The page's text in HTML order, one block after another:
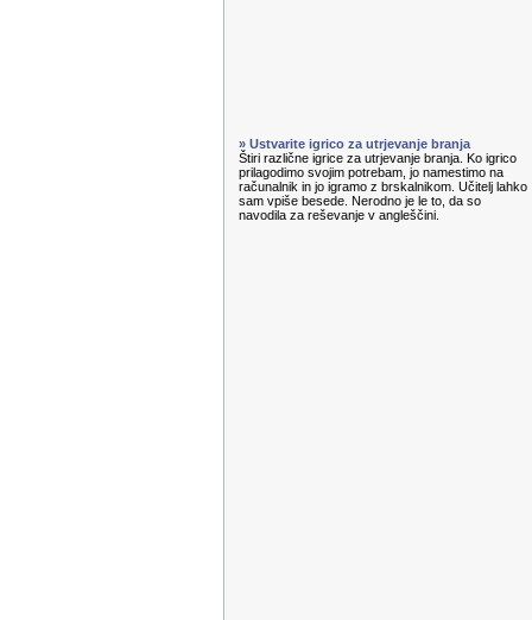
» Ustvarite igrico za utrjevanje branja
Štiri različne igrice za utrjevanje branja. Ko igrico
prilagodimo svojim potrebam, jo namestimo na
računalnik in jo igramo z brskalnikom. Učitelj lahko
sam vpiše besede. Nerodno je le to, da so
navodila za reševanje v angleščini.